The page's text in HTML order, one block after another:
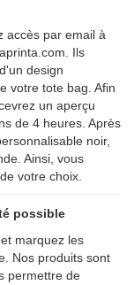
accès par email à
Ils
design
votre tote bag. Afin
un aperçu
de 4 heures. Après
noir,
Ainsi, vous
votre choix.
possible
marquez les
Nos produits sont
permettre de